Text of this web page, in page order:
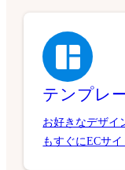
テンプレ
お好きなデザイ
もすぐにECサ